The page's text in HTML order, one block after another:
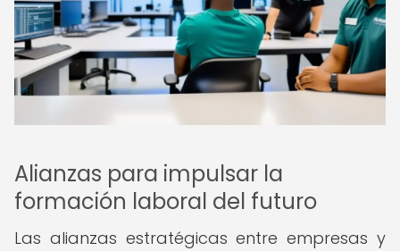
Alianzas para impulsar la
formación laboral del futuro
Las alianzas estratégicas entre empresas y